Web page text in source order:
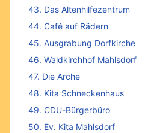
43. Das Altenhilfezentrum
44. Café auf Rädern
45. Ausgrabung Dorfkirche
46. Waldkirchhof Mahlsdorf
47. Die Arche
48. Kita Schneckenhaus
49. CDU-Bürgerbüro
50. Ev. Kita Mahlsdorf